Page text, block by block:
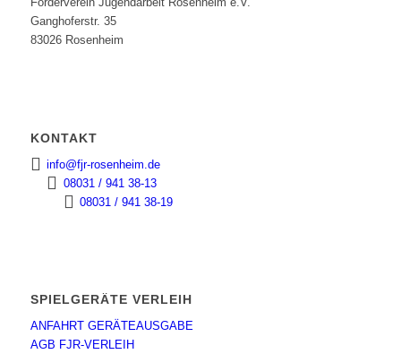
Ganghoferstr. 35
83026 Rosenheim
KONTAKT
info@fjr-rosenheim.de
08031 / 941 38-13
08031 / 941 38-19
SPIELGERÄTE VERLEIH
ANFAHRT GERÄTEAUSGABE
AGB FJR-VERLEIH